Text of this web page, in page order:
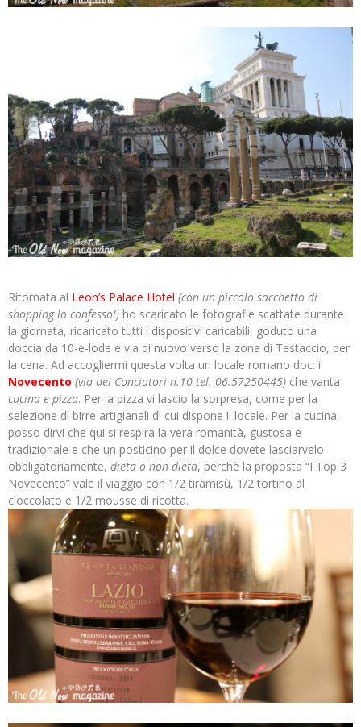
Ritornata al Leon’s Palace Hotel (con un piccolo sacchetto di
shopping lo confesso!) ho scaricato le fotografie scattate durante
la giornata, ricaricato tutti i dispositivi caricabili, goduto una
doccia da 10-e-lode e via di nuovo verso la zona di Testaccio, per
la cena. Ad accogliermi questa volta un locale romano doc: il
Novecento (via dei Conciatori n.10 tel. 06.57250445) che vanta
cucina e pizza. Per la pizza vi lascio la sorpresa, come per la
selezione di birre artigianali di cui dispone il locale. Per la cucina
posso dirvi che qui si respira la vera romanità, gustosa e
tradizionale e che un posticino per il dolce dovete lasciarvelo
obbligatoriamente, dieta o non dieta, perchè la proposta “I Top 3
Novecento” vale il viaggio con 1/2 tiramisù, 1/2 tortino al
cioccolato e 1/2 mousse di ricotta.